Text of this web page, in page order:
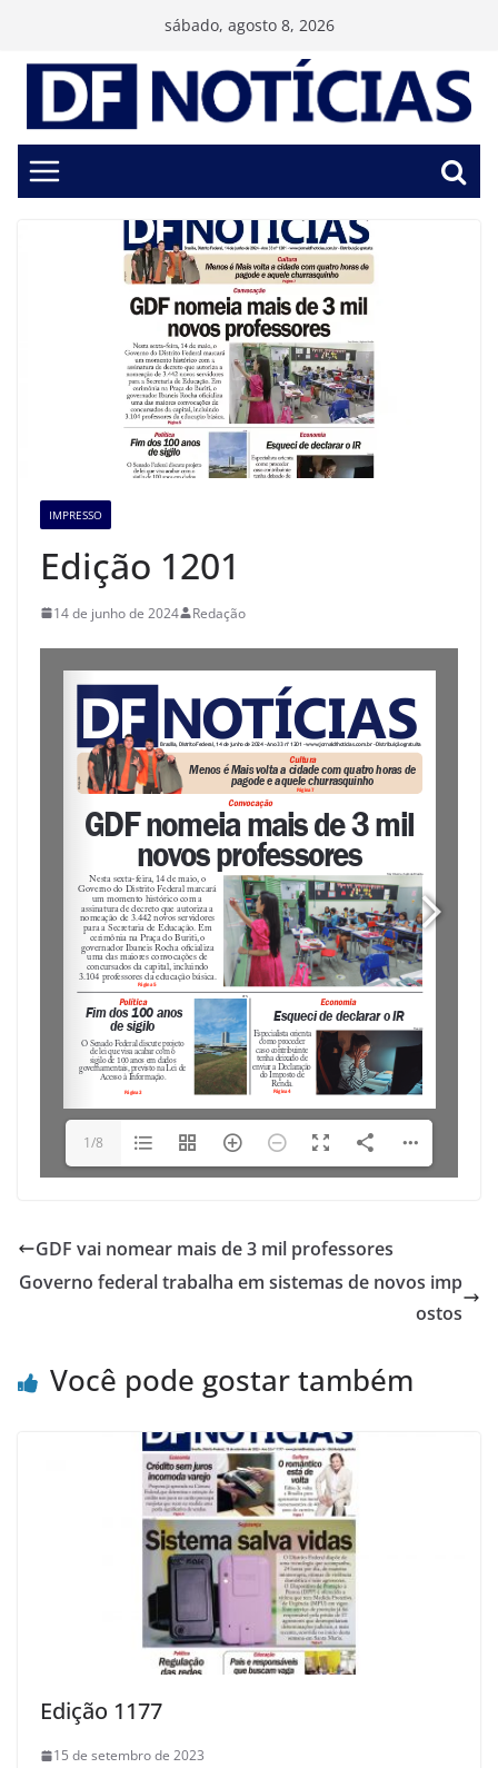
conteúdo
sábado, agosto 8, 2026
IMPRESSO
Edição 1201
14 de junho de 2024 Redação
1/8
GDF vai nomear mais de 3 mil professores
Governo federal trabalha em sistemas de novos imp
ostos
Você pode gostar também
Edição 1177
15 de setembro de 2023